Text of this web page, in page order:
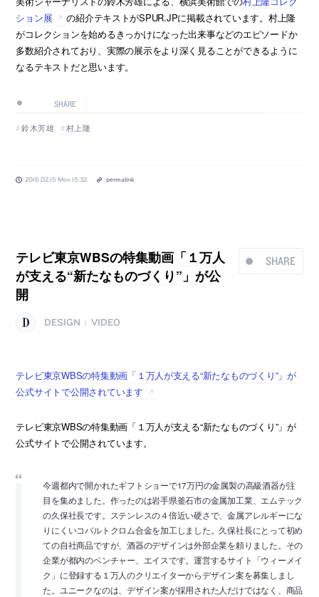
ション展
の紹介テキストがSPUR.JPに掲載されています。村上隆
がコレクションを始めるきっかけになった出来事などのエピソードか
多数紹介されており、実際の展示をより深く見ることができるように
なるテキストだと思います。
SHARE
鈴木芳雄 村上隆
2016.02.15 Mon 15:32 permalink
SHARE
テレビ東京WBSの特集動画「１万人
が支える“新たなものづくり”」が公
開
DESIGN VIDEO
テレビ東京WBSの特集動画「１万人が支える“新たなものづくり”」が
公式サイトで公開されています
テレビ東京WBSの特集動画「１万人が支える“新たなものづくり”」が
公式サイトで公開されています。
今週都内で開かれたギフトショーで17万円の金属製の高級酒器が注
目を集めました。作ったのは岩手県釜石市の金属加工業、エムテック
の久保社長です。ステンレスの４倍近い硬さで、金属アレルギーにな
りにくいコバルトクロム合金を加工しました。久保社長にとって初め
ての自社商品ですが、酒器のデザインは外部企業を頼りました。その
企業が都内のベンチャー、エイスです。運営するサイト「ウィーメイ
ク」に登録する１万人のクリエイターからデザイン案を募集しまし
た。ユニークなのは、デザイン案が採用された人だけではなく、商品